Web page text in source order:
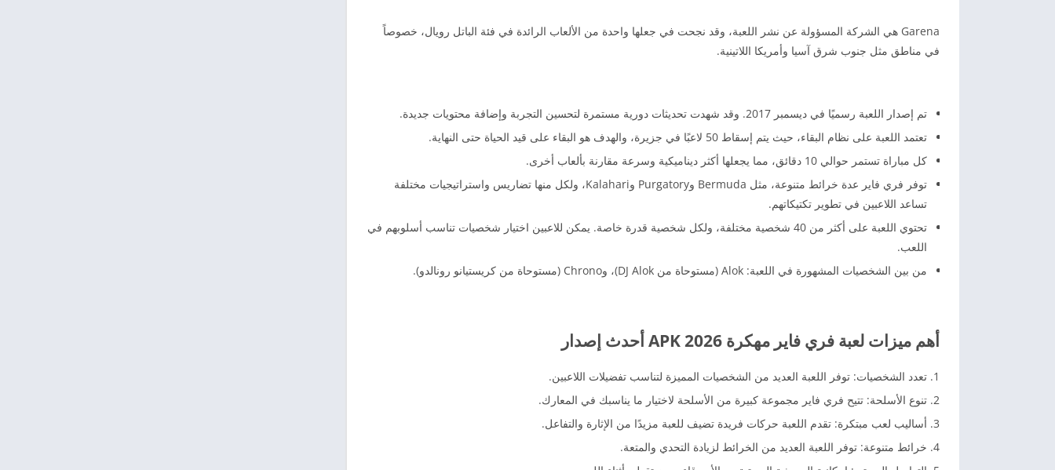
Garena هي الشركة المسؤولة عن نشر اللعبة، وقد نجحت في جعلها واحدة من الألعاب الرائدة في فئة الباتل رويال، خصوصاً
في مناطق مثل جنوب شرق آسيا وأمريكا اللاتينية.
تم إصدار اللعبة رسميًا في ديسمبر 2017. وقد شهدت تحديثات دورية مستمرة لتحسين التجربة وإضافة محتويات جديدة.
تعتمد اللعبة على نظام البقاء، حيث يتم إسقاط 50 لاعبًا في جزيرة، والهدف هو البقاء على قيد الحياة حتى النهاية.
كل مباراة تستمر حوالي 10 دقائق، مما يجعلها أكثر ديناميكية وسرعة مقارنة بألعاب أخرى.
توفر فري فاير عدة خرائط متنوعة، مثل Bermuda وPurgatory وKalahari، ولكل منها تضاريس واستراتيجيات مختلفة
تساعد اللاعبين في تطوير تكتيكاتهم.
تحتوي اللعبة على أكثر من 40 شخصية مختلفة، ولكل شخصية قدرة خاصة. يمكن للاعبين اختيار شخصيات تناسب أسلوبهم في
اللعب.
من بين الشخصيات المشهورة في اللعبة: Alok (مستوحاة من DJ Alok)، وChrono (مستوحاة من كريستيانو رونالدو).
أهم ميزات لعبة فري فاير مهكرة 2026 APK أحدث إصدار
تعدد الشخصيات: توفر اللعبة العديد من الشخصيات المميزة لتناسب تفضيلات اللاعبين.
تنوع الأسلحة: تتيح فري فاير مجموعة كبيرة من الأسلحة لاختيار ما يناسبك في المعارك.
أساليب لعب مبتكرة: تقدم اللعبة حركات فريدة تضيف للعبة مزيدًا من الإثارة والتفاعل.
خرائط متنوعة: توفر اللعبة العديد من الخرائط لزيادة التحدي والمتعة.